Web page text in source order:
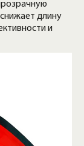
длину
и